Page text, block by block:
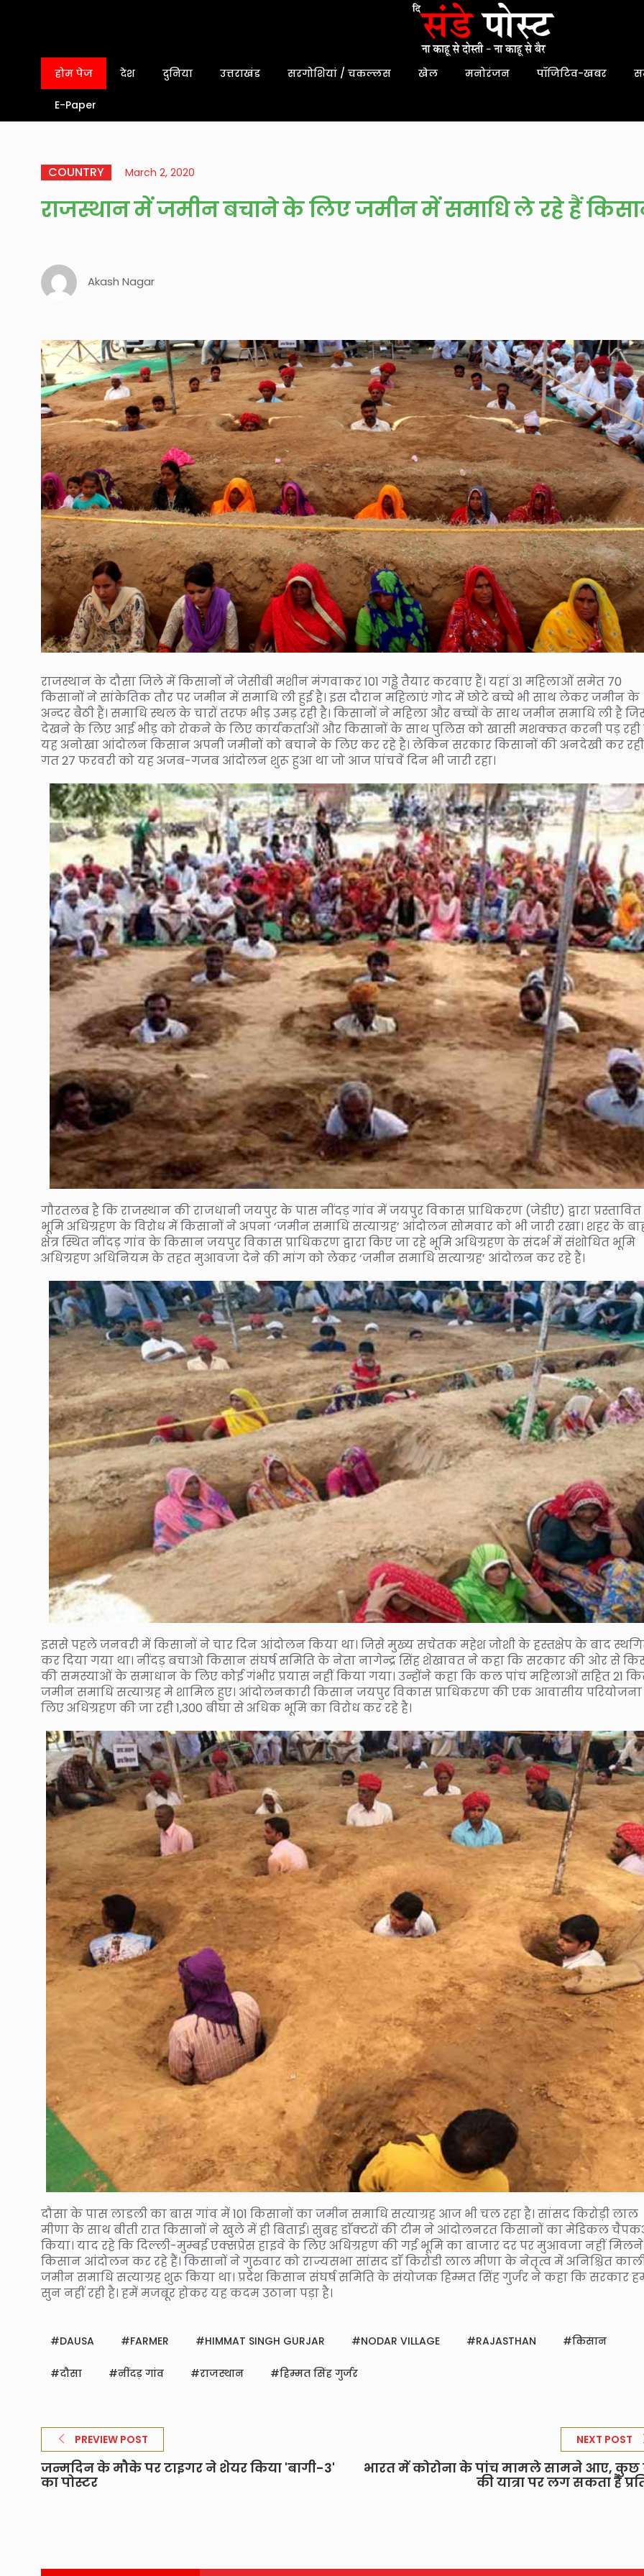
होम पेज देश दुनिया उत्तराखंड सरगोशियां / चकल्लस खेल मनोरंजन पॉजिटिव-खबर
E-Paper
COUNTRY March 2, 2020
राजस्थान में जमीन बचाने के लिए जमीन में समाधि ले रहे हैं
Akash Nagar
राजस्थान के दौसा जिले में किसानों ने जेसीबी मशीन मंगवाकर 101 गड्ढे तैयार करवाए हैं। यहां 31 महिलाओं समेत 70
किसानों ने सांकेतिक तौर पर जमीन में समाधि ली हुई है। इस दौरान महिलाएं गोद में छोटे बच्चे भी साथ लेकर जमीन के
अन्दर बैठी हैं। समाधि स्थल के चारों तरफ भीड़ उमड़ रही है। किसानों ने महिला और बच्चों के साथ जमीन समाधि ली है
देखने के लिए आई भीड़ को रोकने के लिए कार्यकर्ताओं और किसानों के साथ पुलिस को खासी मशक्कत करनी पड़ रही
यह अनोखा आंदोलन किसान अपनी जमीनों को बचाने के लिए कर रहे है। लेकिन सरकार किसानों की अनदेखी कर रही
गत 27 फरवरी को यह अजब-गजब आंदोलन शुरू हुआ था जो आज पांचवें दिन भी जारी रहा।
गौरतलब है कि राजस्थान की राजधानी जयपुर के पास नींदड़ गांव में जयपुर विकास प्राधिकरण (जेडीए) द्वारा प्रस्तावित
भूमि अधिग्रहण के विरोध में किसानों ने अपना ‘जमीन समाधि सत्याग्रह’ आंदोलन सोमवार को भी जारी रखा। शहर के
क्षेत्र स्थित नींदड़ गांव के किसान जयपुर विकास प्राधिकरण द्वारा किए जा रहे भूमि अधिग्रहण के संदर्भ में संशोधित भूमि
अधिग्रहण अधिनियम के तहत मुआवजा देने की मांग को लेकर ‘जमीन समाधि सत्याग्रह’ आंदोलन कर रहे हैं।
इससे पहले जनवरी में किसानों ने चार दिन आंदोलन किया था। जिसे मुख्य सचेतक महेश जोशी के हस्तक्षेप के बाद
कर दिया गया था। नींदड़ बचाओ किसान संघर्ष समिति के नेता नागेन्द्र सिंह शेखावत ने कहा कि सरकार की ओर से
की समस्याओं के समाधान के लिए कोई गंभीर प्रयास नहीं किया गया। उन्होंने कहा कि कल पांच महिलाओं सहित 21
जमीन समाधि सत्याग्रह मे शामिल हुए। आंदोलनकारी किसान जयपुर विकास प्राधिकरण की एक आवासीय
लिए अधिग्रहण की जा रही 1,300 बीघा से अधिक भूमि का विरोध कर रहे है।
दौसा के पास लाडली का बास गांव में 101 किसानों का जमीन समाधि सत्याग्रह आज भी चल रहा है। सांसद किरोड़ी लाल
मीणा के साथ बीती रात किसानों ने खुले में ही बिताई। सुबह डाॅक्टरों की टीम ने आंदोलनरत किसानों का मेडिकल
किया। याद रहे कि दिल्ली-मुम्बई एक्सप्रेस हाइवे के लिए अधिग्रहण की गई भूमि का बाजार दर पर मुआवजा नहीं
किसान आंदोलन कर रहे हैं। किसानों ने गुरुवार को राज्यसभा सांसद डाॅ किरोडी लाल मीणा के नेतृत्व में अनिश्चित
जमीन समाधि सत्याग्रह शुरू किया था। प्रदेश किसान संघर्ष समिति के संयोजक हिम्मत सिंह गुर्जर ने कहा कि सरकार
सुन नहीं रही है। हमें मजबूर होकर यह कदम उठाना पड़ा है।
DAUSA FARMER HIMMAT SINGH GURJAR NODAR VILLAGE RAJASTHAN किसान
दौसा नींदड़ गांव राजस्थान हिम्मत सिंह गुर्जर
PREVIEW POST
जन्मदिन के मौके पर टाइगर ने शेयर किया 'बागी-3'
का पोस्टर
NEXT POST
भारत में कोरोना के पांच मामले सामने आए, कुछ
की यात्रा पर लग सकता है